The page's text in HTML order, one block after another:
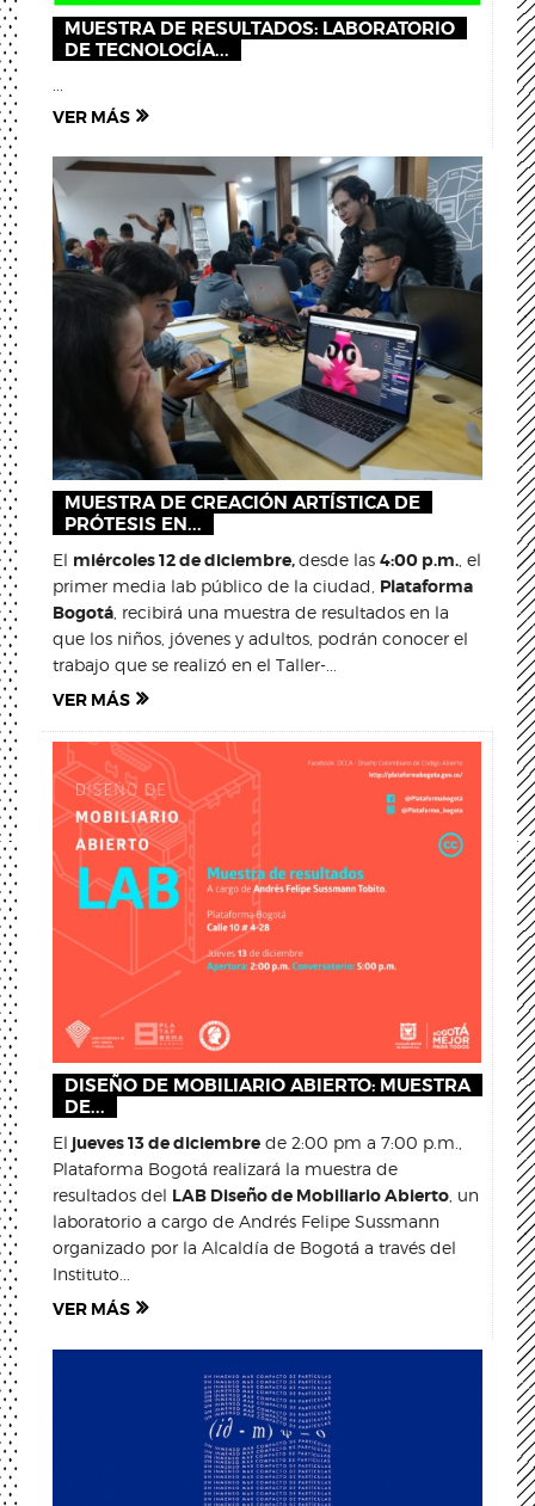
MUESTRA DE RESULTADOS: LABORATORIO
DE TECNOLOGÍA...
VER MÁS
MUESTRA DE CREACIÓN ARTÍSTICA DE
PRÓTESIS EN...
El miércoles 12 de diciembre,desde las 4:00 p.m., el
primer media lab público de la ciudad, Plataforma
Bogotá, recibirá una muestra de resultados en la
que los niños, jóvenes y adultos, podrán conocer el
trabajo que se realizó en el Taller-...
VER MÁS
DISEÑO DE MOBILIARIO ABIERTO: MUESTRA
DE...
El jueves 13 de diciembrede 2:00 pm a 7:00 p.m.,
Plataforma Bogotá realizará la muestra de
resultados del LAB Diseño de Mobiliario Abierto, un
laboratorio a cargo de Andrés Felipe Sussmann
organizado por la Alcaldía de Bogotá a través del
Instituto...
VER MÁS